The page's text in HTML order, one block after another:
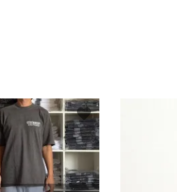
favorite